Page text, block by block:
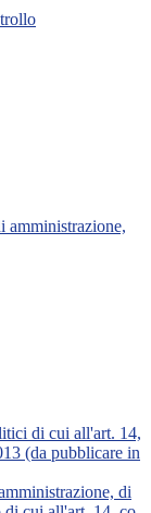
di cui all'art. 14,
(da pubblicare in
di